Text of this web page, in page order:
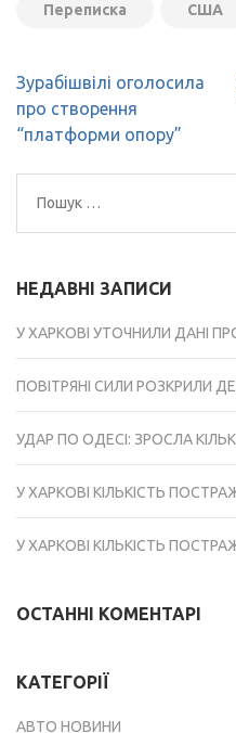
Переписка США
Навігація
записів
Зурабішвілі оголосила
про створення
“платформи опору”
Пошук:
НЕДАВНІ ЗАПИСИ
У ХАРКОВІ УТОЧНИЛИ ДАНІ
ПОВІТРЯНІ СИЛИ РОЗКРИЛИ
УДАР ПО ОДЕСІ: ЗРОСЛА
У ХАРКОВІ КІЛЬКІСТЬ
У ХАРКОВІ КІЛЬКІСТЬ
ОСТАННІ КОМЕНТАРІ
КАТЕГОРІЇ
АВТО НОВИНИ